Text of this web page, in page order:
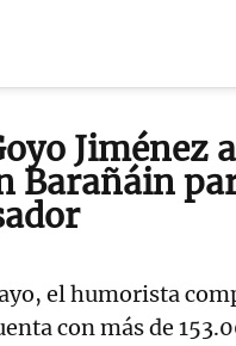
Jiménez
Barañáin
el humorista
con más de